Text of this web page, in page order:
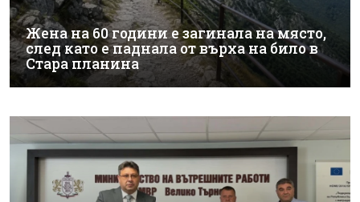
Жена на 60 години е загинала на място,
след като е паднала от върха на било в
Стара планина